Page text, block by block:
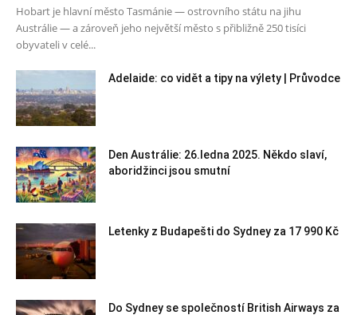
Hobart je hlavní město Tasmánie — ostrovního státu na jihu
Austrálie — a zároveň jeho největší město s přibližně 250 tisíci
obyvateli v celé...
Adelaide: co vidět a tipy na výlety | Průvodce
Den Austrálie: 26.ledna 2025. Někdo slaví,
aboridžinci jsou smutní
Letenky z Budapešti do Sydney za 17 990 Kč
Do Sydney se společností British Airways za